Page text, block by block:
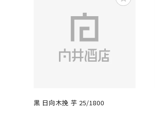
黒 日向木挽 芋 25/1800